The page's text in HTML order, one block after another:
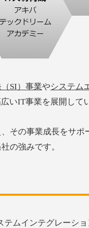
SI） 事業やシステム
いIT事業を展開して
その事業成長をサポ
の強みです。
テムインテグレーシ